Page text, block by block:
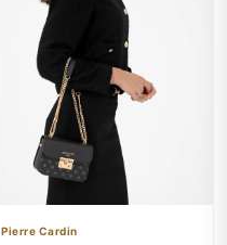
Pierre Cardin